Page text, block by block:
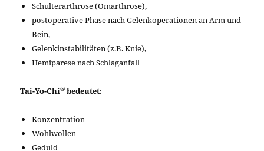
Schulterarthrose (Omarthrose),
postoperative Phase nach Gelenkoperationen an Arm und
Bein,
Gelenkinstabilitäten (z.B. Knie),
Hemiparese nach Schlaganfall
Tai-Yo-Chi® bedeutet:
Konzentration
Wohlwollen
Geduld